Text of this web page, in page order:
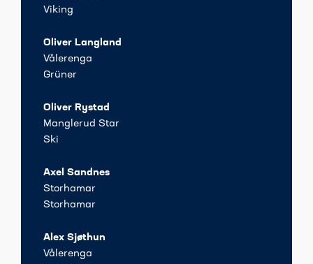
Viking
Oliver Langland
Vålerenga
Grüner
Oliver Rystad
Manglerud Star
Ski
Axel Sandnes
Storhamar
Storhamar
Alex Sjøthun
Vålerenga